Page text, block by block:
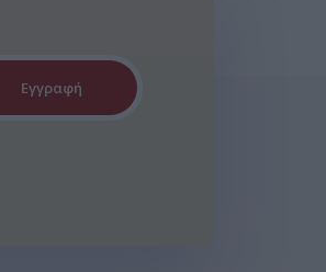
Εγγραφή